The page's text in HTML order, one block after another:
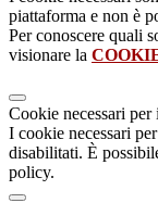
piattaforma e non è
Per conoscere quali
visionare la
Cookie necessari
I cookie necessari
disabilitati. È
policy.